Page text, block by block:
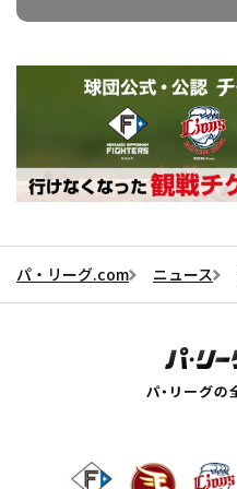
パ・リーグ.com ニュース